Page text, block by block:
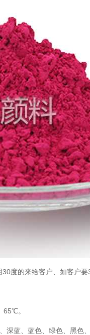
度的来给客户、如客户
。
深蓝、蓝色、绿色、黑色